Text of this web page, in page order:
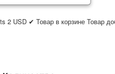
2 USD ✔ Товар в корзине Товар